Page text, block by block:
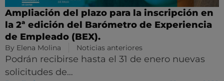
Ampliación del plazo para la inscripción en
la 2ª edición del Barómetro de Experiencia
de Empleado (BEX).
By Elena Molina Noticias anteriores
Podrán recibirse hasta el 31 de enero nuevas
solicitudes de…